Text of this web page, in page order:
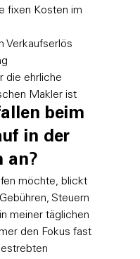
fixen Kosten im
Verkaufserlös
die ehrliche
Makler ist
beim
in der
an?
möchte, blickt
Steuern
meiner täglichen
den Fokus fast